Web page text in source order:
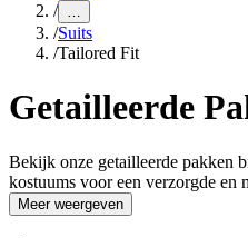
/ …
/Suits
/Tailored Fit
Getailleerde
Bekijk onze getailleerde pakken
kostuums voor een verzorgde en
Meer weergeven